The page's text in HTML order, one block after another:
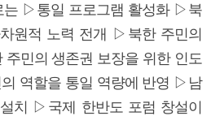
는 ▷통일 프로그램 활성화 ▷북
원적 노력 전개 ▷북한 주민의
민의 생존권 보장을 위한 인도
역할을 통일 역량에 반영 ▷남
치 ▷국제 한반도 포럼 창설이